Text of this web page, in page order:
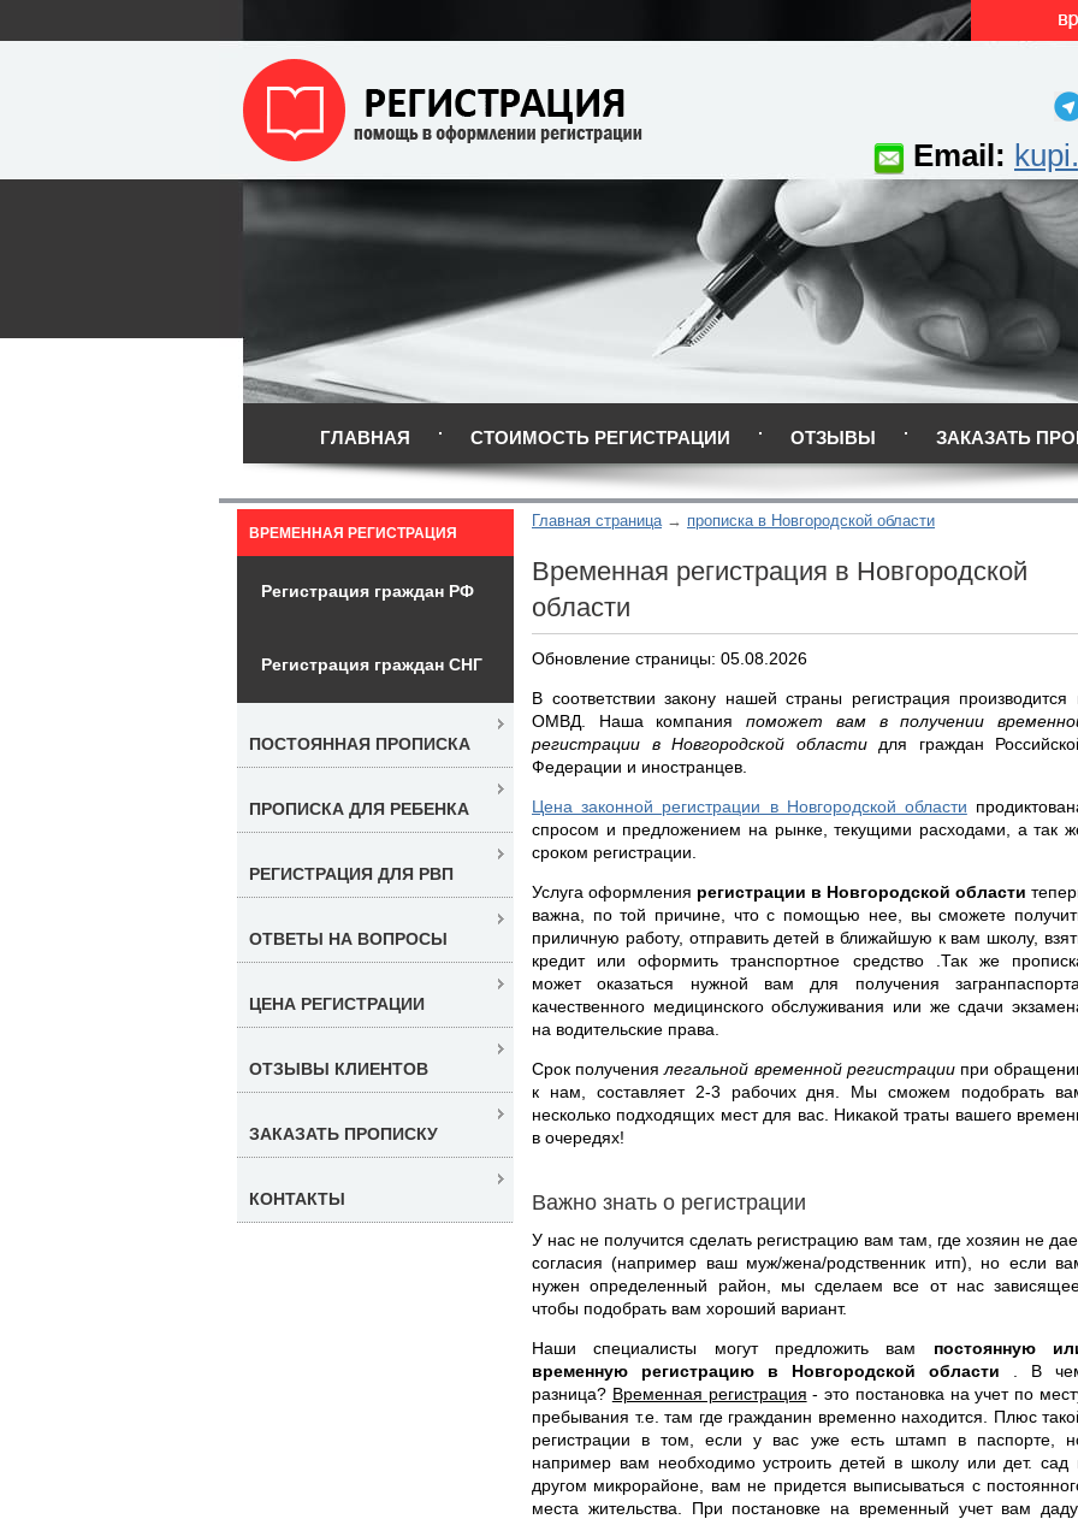
Email:
ГЛАВНАЯ СТОИМОСТЬ РЕГИСТРАЦИИ ОТЗЫВЫ ЗАКАЗАТЬ
Главная страница прописка в Новгородской области
Временная регистрация в Новгородской
области
Обновление страницы: 05.08.2026
В соответствии закону нашей страны регистрация производится
ОМВД. Наша компанияпоможет вам в получении
регистрации в Новгородской области для граждан
Федерации и иностранцев.
Цена законной регистрации в Новгородской области
спросом и предложением на рынке, текущими расходами, а так
сроком регистрации.
Услуга оформления регистрации в Новгородской области
важна, по той причине, что с помощью нее, вы сможете
приличную работу, отправить детей в ближайшую к вам школу,
кредит или оформить транспортное средство .Так же
может оказаться нужной вам для получения загранпаспорта,
качественного медицинского обслуживания или же сдачи
на водительские права.
Срок получениялегальной временной регистрации при
к нам, составляет 2-3 рабочих дня. Мы сможем подобрать
несколько подходящих мест для вас. Никакой траты вашего
в очередях!
Важно знать о регистрации
У нас не получится сделать регистрацию вам там, где хозяин не
согласия (например ваш муж/жена/родственник итп), но если
нужен определенный район, мы сделаем все от нас
чтобы подобрать вам хороший вариант.
Наши специалисты могут предложить вам постоянную
временную регистрацию в Новгородской области
. В
разница? Временная регистрация - это постановка на учет по
пребывания т.е. там где гражданин временно находится. Плюс
регистрации в том, если у вас уже есть штамп в паспорте,
например вам необходимо устроить детей в школу или дет. сад
другом микрорайоне, вам не придется выписываться с
места жительства. При постановке на временный учет вам
ВРЕМЕННАЯ РЕГИСТРАЦИЯ
Регистрация граждан РФ
Регистрация граждан СНГ
ПОСТОЯННАЯ ПРОПИСКА
ПРОПИСКА ДЛЯ РЕБЕНКА
РЕГИСТРАЦИЯ ДЛЯ РВП
ОТВЕТЫ НА ВОПРОСЫ
ЦЕНА РЕГИСТРАЦИИ
ОТЗЫВЫ КЛИЕНТОВ
ЗАКАЗАТЬ ПРОПИСКУ
КОНТАКТЫ